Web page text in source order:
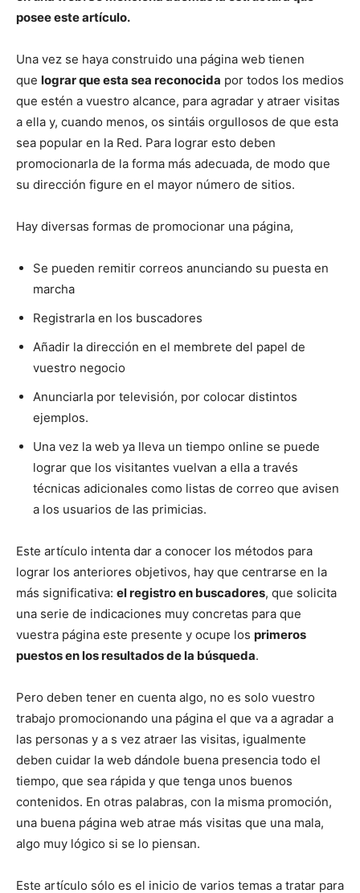
posee este artículo.
Una vez se haya construido una página web tienen
que lograr que esta sea reconocida por todos los medios
que estén a vuestro alcance, para agradar y atraer visitas
a ella y, cuando menos, os sintáis orgullosos de que esta
sea popular en la Red. Para lograr esto deben
promocionarla de la forma más adecuada, de modo que
su dirección figure en el mayor número de sitios.
Hay diversas formas de promocionar una página,
Se pueden remitir correos anunciando su puesta en
marcha
Registrarla en los buscadores
Añadir la dirección en el membrete del papel de
vuestro negocio
Anunciarla por televisión, por colocar distintos
ejemplos.
Una vez la web ya lleva un tiempo online se puede
lograr que los visitantes vuelvan a ella a través
técnicas adicionales como listas de correo que avisen
a los usuarios de las primicias.
Este artículo intenta dar a conocer los métodos para
lograr los anteriores objetivos, hay que centrarse en la
más significativa: el registro en buscadores, que solicita
una serie de indicaciones muy concretas para que
vuestra página este presente y ocupe los primeros
puestos en los resultados de la búsqueda.
Pero deben tener en cuenta algo, no es solo vuestro
trabajo promocionando una página el que va a agradar a
las personas y a s vez atraer las visitas, igualmente
deben cuidar la web dándole buena presencia todo el
tiempo, que sea rápida y que tenga unos buenos
contenidos. En otras palabras, con la misma promoción,
una buena página web atrae más visitas que una mala,
algo muy lógico si se lo piensan.
Este artículo sólo es el inicio de varios temas a tratar para